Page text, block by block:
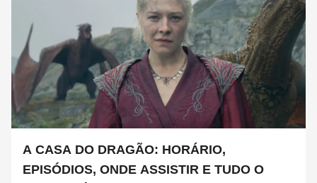
A CASA DO DRAGÃO: HORÁRIO,
EPISÓDIOS, ONDE ASSISTIR E TUDO O